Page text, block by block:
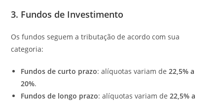
3. Fundos de Investimento
Os fundos seguem a tributação de acordo com sua
categoria:
Fundos de curto prazo: alíquotas variam de22,5% a
20%.
Fundos de longo prazo: alíquotas variam de22,5% a